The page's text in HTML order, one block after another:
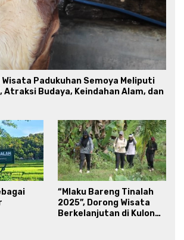
Padukuhan Semoya Meliputi
Atraksi Budaya, Keindahan Alam, dan
“Mlaku Bareng Tinalah
2025”, Dorong Wisata
Berkelanjutan di Kulon